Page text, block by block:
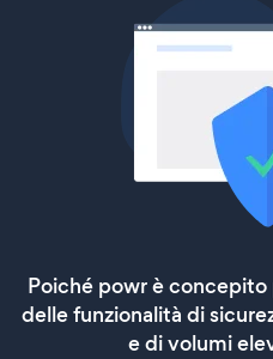
Poiché powr è concepito
delle funzionalità di
e di volumi